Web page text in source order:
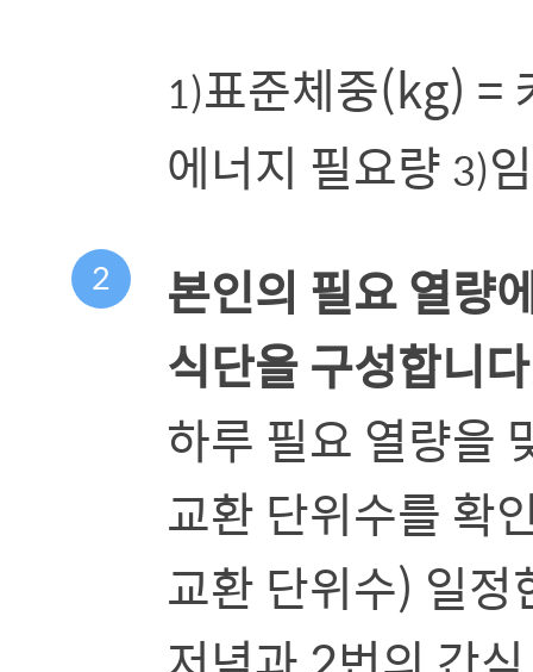
1)표준체중(kg)
에너지 필요량 3)
2
본인의 필요 열량
식단을 구성합니
하루 필요 열량을
교환 단위수를 확
교환 단위수) 일정